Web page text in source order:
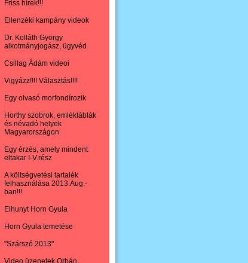
Friss hírek!!!
Ellenzéki kampány videok
Dr. Kolláth György
alkotmányjogász, ügyvéd
Csillag Ádám videoi
Vigyázz!!!! Választás!!!!
Egy olvasó morfondírozik
Horthy szobrok, emléktáblák
és névadó helyek
Magyarországon
Egy érzés, amely mindent
eltakar I-V.rész
A költségvetési tartalék
felhasználása 2013.Aug.-
ban!!!
Elhunyt Horn Gyula
Horn Gyula temetése
"Szárszó 2013"
Video üzenetek Orbán